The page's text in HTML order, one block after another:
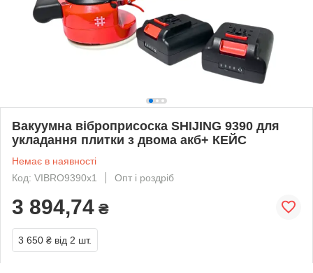
Вакуумна віброприсоска SHIJING 9390 для
укладання плитки з двома акб+ КЕЙС
Немає в наявності
Код: VIBRO9390x1
Опт і роздріб
3 894,74 ₴
3 650 ₴ від 2 шт.